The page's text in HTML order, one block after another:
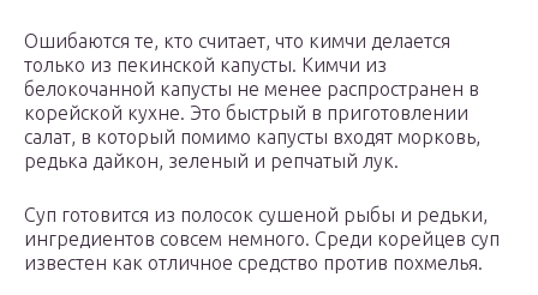
Ошибаются те, кто считает, что кимчи делается
только из пекинской капусты. Кимчи из
белокочанной капусты не менее распространен в
корейской кухне. Это быстрый в приготовлении
салат, в который помимо капусты входят морковь,
редька дайкон, зеленый и репчатый лук.
Суп готовится из полосок сушеной рыбы и редьки,
ингредиентов совсем немного. Среди корейцев суп
известен как отличное средство против похмелья.